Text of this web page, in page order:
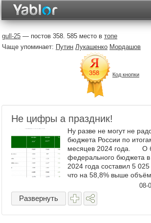
Неделя
Месяц
Рейтинги
Архив
Видеотоп
gull-25 — постов 358. 585 место в топе
Чаще упоминает: Путин Лукашенко Мордашов
Код кнопки
Не цифры а праздник!
Ну разве не могут не
бюджета России по
месяцев 2024 года. О
федерального бюджета
2024 года составил 5 025
что на 58,8% выше
доходов в январе-​
08-
Развернуть